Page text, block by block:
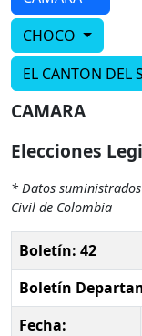
CHOCO
EL CANTON DEL
CAMARA
Elecciones
* Datos
Civil de Colombia
Boletín: 42
Boletín
Fecha: